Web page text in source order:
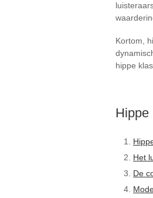
Kortom,
hippe
Hippe
Het
De